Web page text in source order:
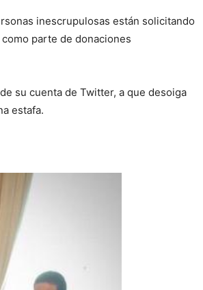
inescrupulosas están solicitando
parte de donaciones
su cuenta de Twitter, a que desoiga
estafa.